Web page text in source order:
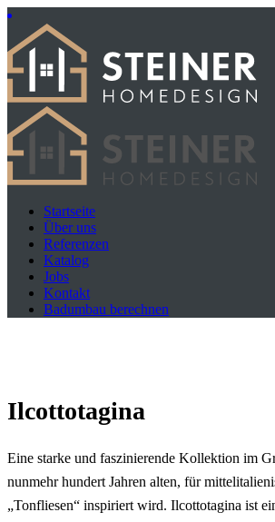
Startseite
Über uns
Referenzen
Katalog
Jobs
Kontakt
Badumbau berechnen
Ilcottotagina
Eine starke und faszinierende Kollektion im
nunmehr hundert Jahren alten, für
„Tonfliesen“ inspiriert wird. Ilcottotagina ist